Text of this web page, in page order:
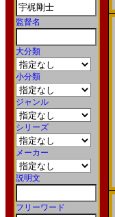
監督名
大分類
小分類
ジャンル
シリーズ
メーカー
説明文
フリーワード